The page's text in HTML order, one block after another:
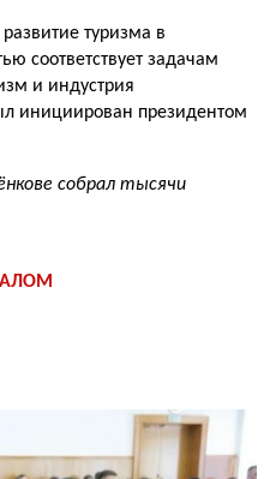
туризма в
соответствует задачам
и индустрия
инициирован президентом
собрал тысячи